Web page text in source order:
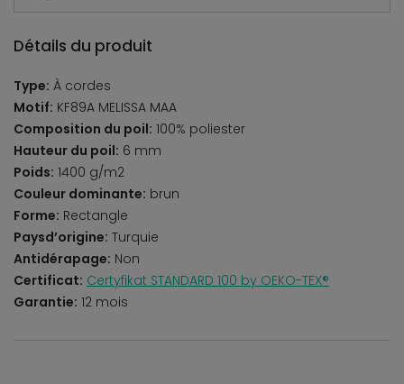
Détails du produit
Type: À cordes
Motif: KF89A MELISSA MAA
Composition du poil: 100% poliester
Hauteur du poil: 6 mm
Poids: 1400 g/m2
Couleur dominante: brun
Forme: Rectangle
Paysd’origine: Turquie
Antidérapage: Non
Certificat: Certyfikat STANDARD 100 by OEKO-TEX®
Garantie: 12 mois